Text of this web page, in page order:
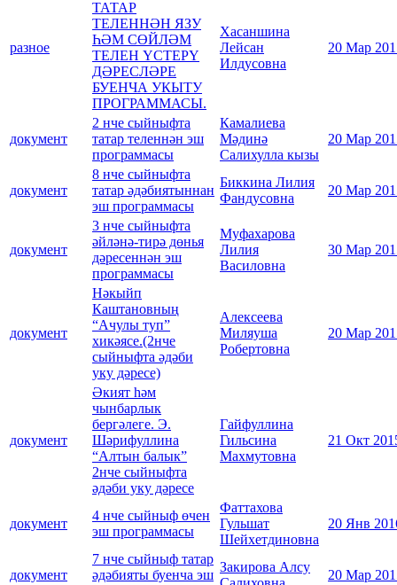
разное
ТАТАР
ТЕЛЕННӘН ЯЗУ
ҺӘМ СӨЙЛӘМ
ТЕЛЕН ҮСТЕРҮ
ДӘРЕСЛӘРЕ
БУЕНЧА УКЫТУ
ПРОГРАММАСЫ.
Хасаншина
Лейсан
Илдусовна
20 Мар
документ
2 нче сыйныфта
татар теленнән эш
программасы
Камалиева
Мәдинә
Салихулла кызы
20 Мар
документ
8 нче сыйныфта
татар әдәбиятыннан
эш программасы
Биккина Лилия
Фандусовна
20 Мар
документ
3 нче сыйныфта
әйләнә-тирә дөнья
дәресеннән эш
программасы
Муфахарова
Лилия
Василовна
30 Мар
документ
Нәкыйп
Каштановның
“Ачулы туп”
хикәясе.(2нче
сыйныфта әдәби
уку дәресе)
Алексеева
Миляуша
Робертовна
20 Мар
документ
Әкият һәм
чынбарлык
бергәлеге. Э.
Шәрифуллина
“Алтын балык”
2нче сыйныфта
әдәби уку дәресе
Гайфуллина
Гильсина
Махмутовна
21 Окт
документ
4 нче сыйныф өчен
эш программасы
Фаттахова
Гульшат
Шейхетдиновна
20 Янв
документ
7 нче сыйныф татар
әдәбияты буенча эш
Закирова Алсу
20 Мар